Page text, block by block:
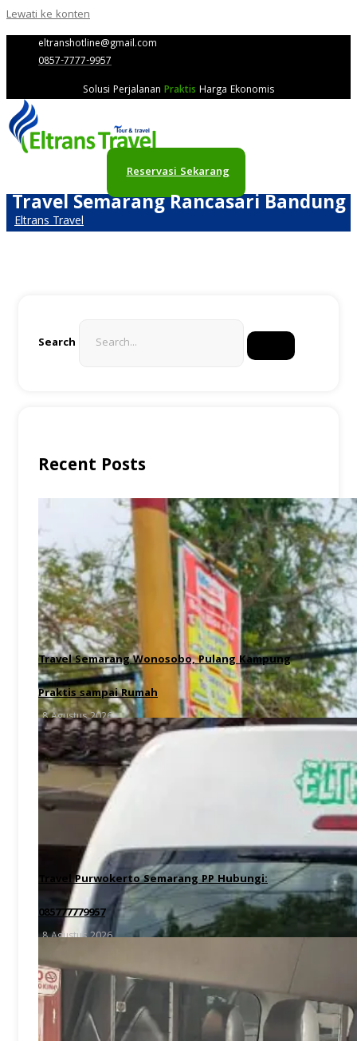
Lewati ke konten
eltranshotline@gmail.com
0857-7777-9957
Solusi Perjalanan Praktis Harga Ekonomis
Reservasi Sekarang
Travel Semarang Rancasari Bandung
Eltrans Travel
Search
Recent Posts
Travel Semarang Wonosobo, Pulang Kampung
Praktis sampai Rumah
8 Agustus 2026
Travel Purwokerto Semarang PP Hubungi:
085777779957
8 Agustus 2026